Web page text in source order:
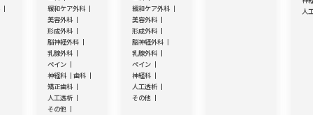
緩和ケア外科
美容外科
形成外科
脳神経外科
乳腺外科
ペイン
神経科
歯科
矯正歯科
人工透析
その他
緩和ケア外科
美容外科
形成外科
脳神経外科
乳腺外科
ペイン
神経科
人工透析
その他
人